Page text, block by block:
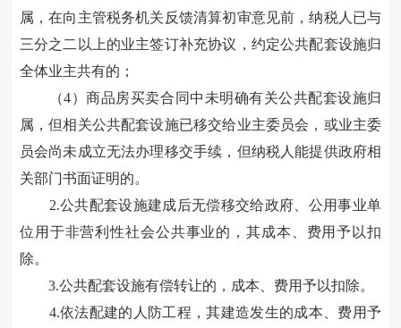
属，在向主管税务机关反馈清算初审意见前 ，纳税人已与
三分之二 以上的业主签订补充协议，约定公共配套设施归
全体业主共有的 ；
（4）商品房买卖合同中未明确有关公共配套设施归
属，但相关公共配套设施已移交给业主委员会，或业主委
员会尚未成立无法办理移交手续， 但纳税人能提供政府相
关部门书面证明的。
2.公共配套设施建成后无偿移交给政府、公用事业单
位用于非营利性社会公共事业的，其成本、费用予以扣
除。
3.公共配套设施有偿转让的 ，成本、费用予以扣除。
4.依法配建的 人防工程，其建造发生的成本 费用予